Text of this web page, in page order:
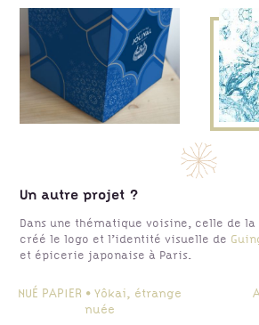
Un autre projet ?
Dans une thématique voisine, celle de la
créé le logo et l’identité visuelle de
et épicerie japonaise à Paris.
NUÉ PAPIER • Yôkai, étrange
nuée